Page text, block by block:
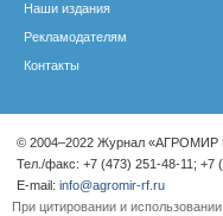
Наши издания
Рекламодателям
Контакты
© 2004–2022 Журнал «АГРОМИР
Тел./факс: +7 (473) 251-48-11; +7
E-mail: info@agromir-rf.ru
При цитировании и